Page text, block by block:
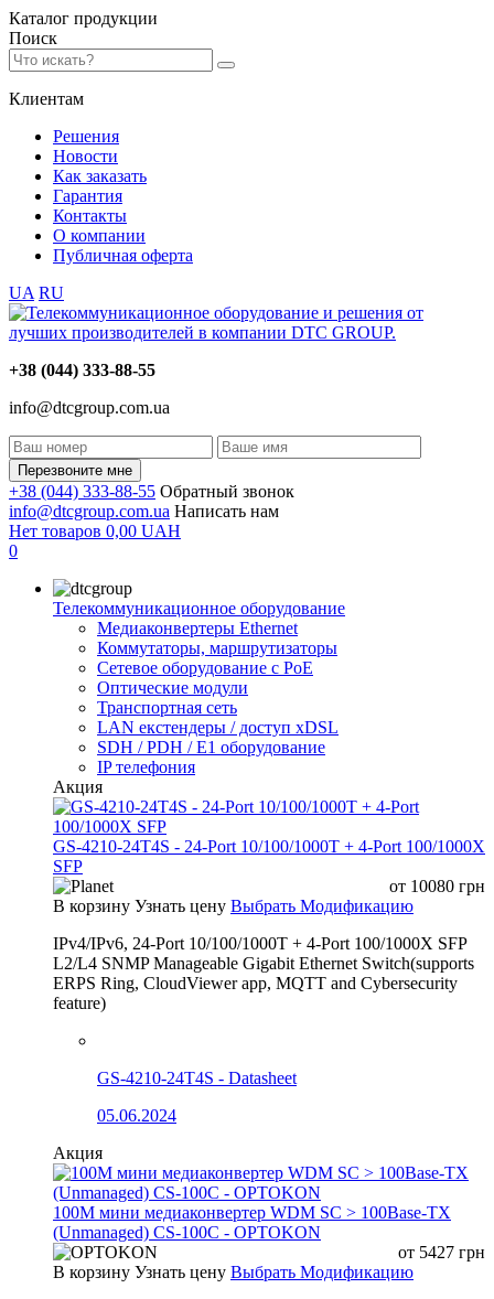
Каталог продукции
Поиск
Клиентам
Решения
Новости
Как заказать
Гарантия
Контакты
О компании
Публичная оферта
UA RU
+38 (044) 333-88-55
info@dtcgroup.com.ua
Перезвоните мне
+38 (044) 333-88-55 Обратный звонок
info@dtcgroup.com.ua Написать нам
Нет товаров 0,00 UAH
0
Телекоммуникационное оборудование
Медиаконвертеры Ethernet
Коммутаторы, маршрутизаторы
Сетевое оборудование с PoE
Оптические модули
Транспортная сеть
LAN екстендеры / доступ xDSL
SDH / PDH / E1 оборудование
IP телефония
Акция
GS-4210-24T4S - 24-Port 10/100/1000T + 4-Port 100/1000X
SFP
от 10080 грн
В корзину Узнать цену Выбрать Модификацию
IPv4/IPv6, 24-Port 10/100/1000T + 4-Port 100/1000X SFP
L2/L4 SNMP Manageable Gigabit Ethernet Switch(supports
ERPS Ring, CloudViewer app, MQTT and Cybersecurity
feature)
GS-4210-24T4S - Datasheet
05.06.2024
Акция
100М мини медиаконвертер WDM SC > 100Base-TX
(Unmanaged) CS-100C - OPTOKON
от 5427 грн
В корзину Узнать цену Выбрать Модификацию